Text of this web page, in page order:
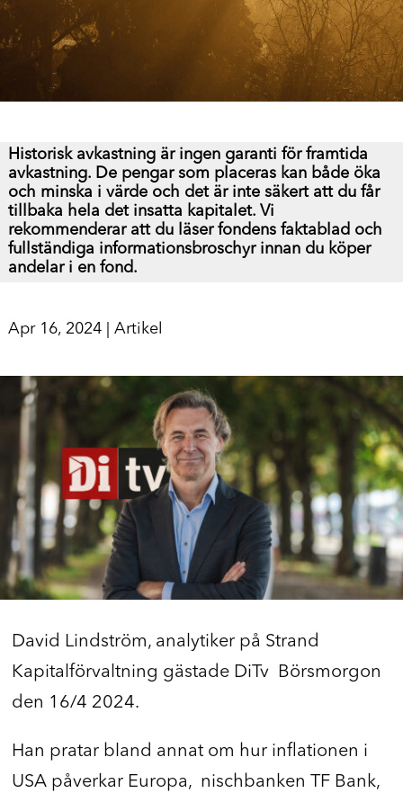
Historisk avkastning är ingen garanti för framtida
avkastning. De pengar som placeras kan både öka
och minska i värde och det är inte säkert att du får
tillbaka hela det insatta kapitalet. Vi
rekommenderar att du läser fondens faktablad och
fullständiga informationsbroschyr innan du köper
andelar i en fond.
Apr 16, 2024| Artikel
David Lindström, analytiker på Strand
Kapitalförvaltning gästade DiTv Börsmorgon
den 16/4 2024.
Han pratar bland annat om hur inflationen i
USA påverkar Europa, nischbanken TF Bank,